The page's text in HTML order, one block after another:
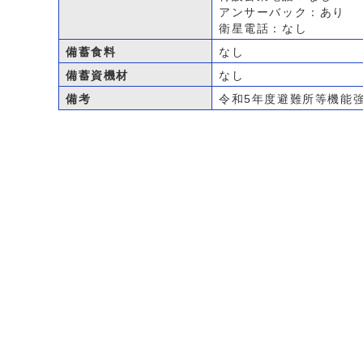
アンサーバック：あり
衛星電話：なし
備蓄食料
なし
備蓄資機材
なし
備考
令和5年度避難所等機能